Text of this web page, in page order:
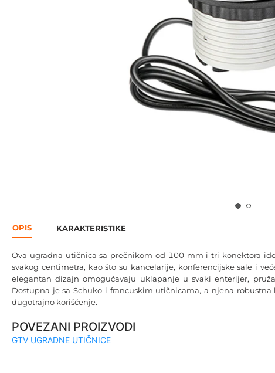
OPIS KARAKTERISTIKE
Ova ugradna utičnica sa prečnikom od 100 mm i tri konektora
svakog centimetra, kao što su kancelarije, konferencijske sale i
elegantan dizajn omogućavaju uklapanje u svaki enterijer,
Dostupna je sa Schuko i francuskim utičnicama, a njena
dugotrajno korišćenje.
POVEZANI PROIZVODI
GTV UGRADNE UTIČNICE